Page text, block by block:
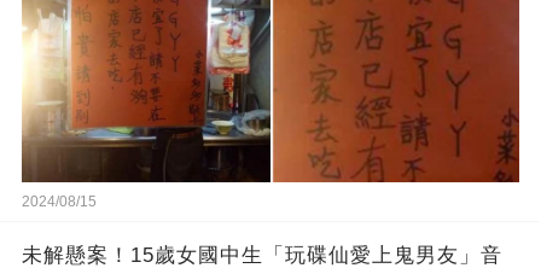
2024/08/15
未解懸案！15歲女國中生「玩碟仙愛上鬼男友」音